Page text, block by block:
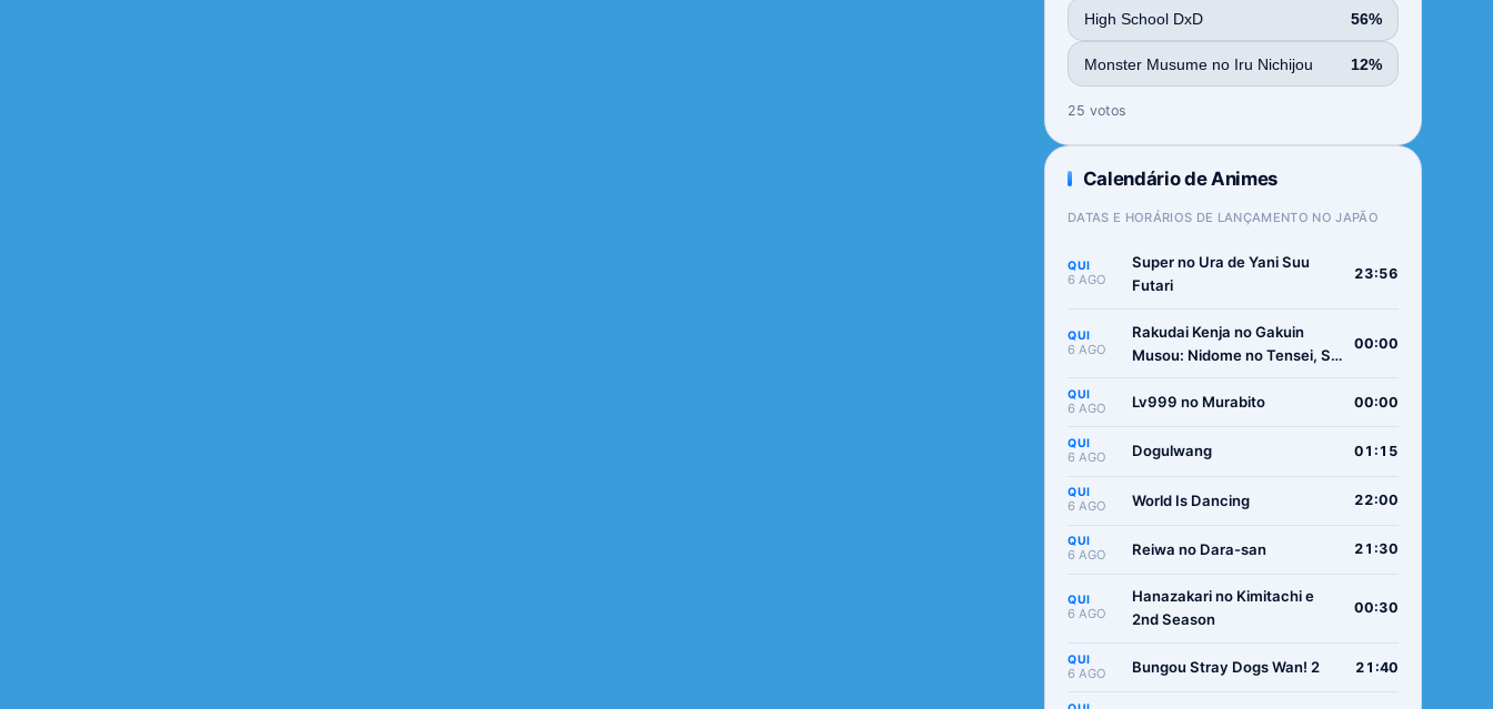
High School DxD 56%
Monster Musume no Iru Nichijou 12%
25 votos
Calendário de Animes
DATAS E HORÁRIOS DE LANÇAMENTO NO JAPÃO
QUI
6 AGO
Super no Ura de Yani Suu
Futari
23:56
QUI
6 AGO
Rakudai Kenja no Gakuin
Musou: Nidome no Tensei, S-
Boukenroku
00:00
QUI
6 AGO Lv999 no Murabito 00:00
QUI
6 AGO Dogulwang 01:15
QUI
6 AGO World Is Dancing 22:00
QUI
6 AGO Reiwa no Dara-san 21:30
QUI
6 AGO
Hanazakari no Kimitachi e
2nd Season
00:30
QUI
6 AGO Bungou Stray Dogs Wan! 2 21:40